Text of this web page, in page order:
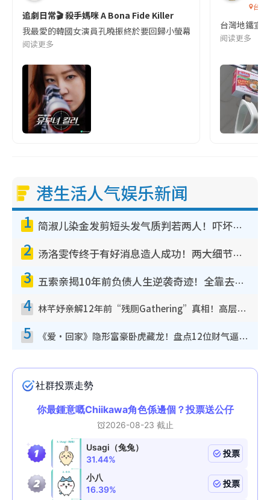
追劇日常🎬 殺手媽咪 A Bona Fide Killer
我最愛的韓國女演員孔曉振終於要回歸小螢幕啦!這次的劇本改編
阅读更多
台灣
台灣地鐵宣
阅读更多
港生活人气娱乐新闻
1 简淑儿染金发剪短头发气质判若两人！吓坏老公麦大力都认不出：“你做什么？”
2 汤洛雯传终于有好消息造人成功！两大细节曝孕味极浓引猜测：大肚婆先会咁！
3 五索亲揭10年前负债人生逆袭奇迹！全靠去一地方转运后即遇上马先生
4 林芊妤亲解12年前“残厕Gathering”真相！高层解约一句话重创尊严，至今拒返TVB
5 《爱·回家》隐形富豪卧虎藏龙！盘点12位财气逼人的有钱艺人：这位美女3亿身家不愁做